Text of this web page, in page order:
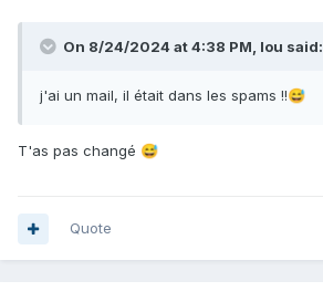
On 8/24/2024 at 4:38 PM, lou said:
j'ai un mail, il était dans les spams !!😅
T'as pas changé 😅
Quote